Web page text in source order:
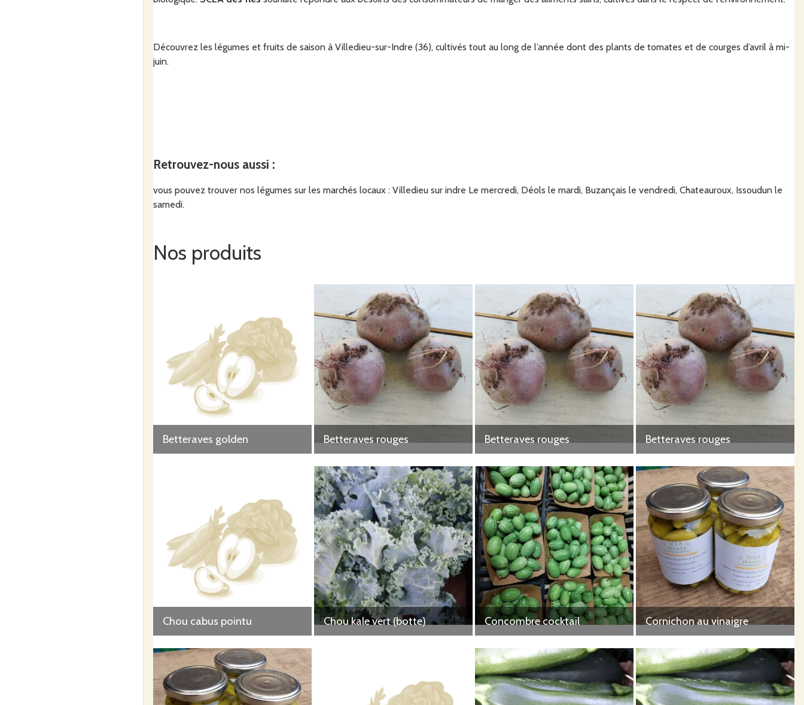
Découvrez les légumes et fruits de saison à Villedieu-sur-Indre (36), cultivés tout au long de l’année dont des plants de tomates et de courges d’avril à mi-
juin.
Retrouvez-nous aussi :
vous pouvez trouver nos légumes sur les marchés locaux : Villedieu sur indre Le mercredi, Déols le mardi, Buzançais le vendredi, Chateauroux, Issoudun le
samedi.
Nos produits
Betteraves golden Betteraves rouges Betteraves rouges Betteraves rouges
Chou cabus pointu Chou kale vert (botte) Concombre cocktail Cornichon au vinaigre